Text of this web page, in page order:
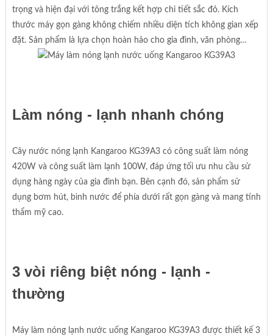
trọng và hiện đại với tông trắng kết hợp chi tiết sắc đỏ. Kích
thước máy gọn gàng không chiếm nhiều diện tích không gian xếp
đặt. Sản phẩm là lựa chọn hoàn hảo cho gia đình, văn phòng…
Làm nóng - lạnh nhanh chóng
Cây nước nóng lạnh Kangaroo KG39A3 có công suất làm nóng
420W và công suất làm lạnh 100W, đáp ứng tối ưu nhu cầu sử
dụng hàng ngày của gia đình bạn. Bên cạnh đó, sản phẩm sử
dụng bơm hút, bình nước để phía dưới rất gọn gàng và mang tính
thẩm mỹ cao.
3 vòi riêng biệt nóng - lạnh -
thường
Máy làm nóng lạnh nước uống Kangaroo KG39A3 được thiết kế 3